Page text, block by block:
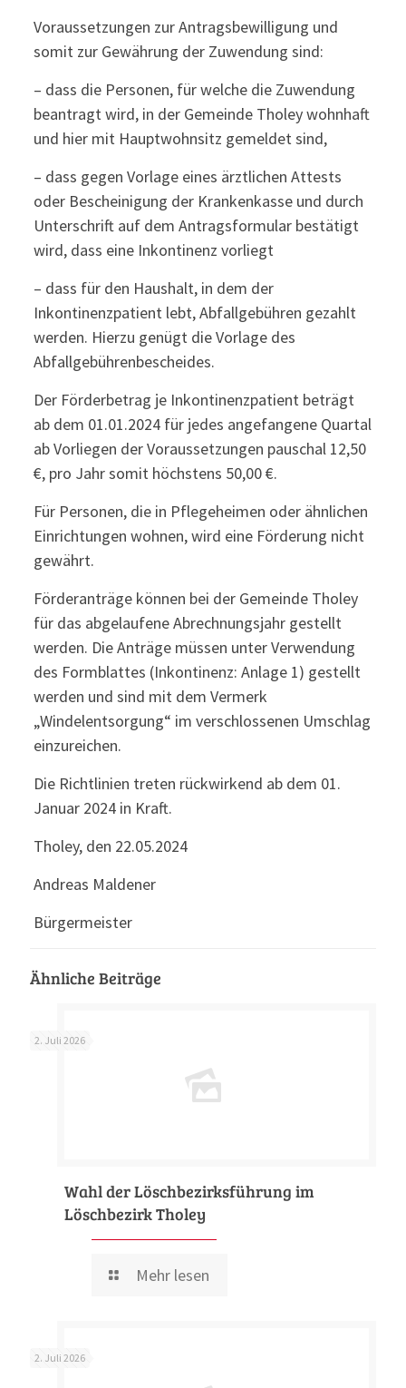
Voraussetzungen zur Antragsbewilligung und
somit zur Gewährung der Zuwendung sind:
– dass die Personen, für welche die Zuwendung
beantragt wird, in der Gemeinde Tholey wohnhaft
und hier mit Hauptwohnsitz gemeldet sind,
– dass gegen Vorlage eines ärztlichen Attests
oder Bescheinigung der Krankenkasse und durch
Unterschrift auf dem Antragsformular bestätigt
wird, dass eine Inkontinenz vorliegt
– dass für den Haushalt, in dem der
Inkontinenzpatient lebt, Abfallgebühren gezahlt
werden. Hierzu genügt die Vorlage des
Abfallgebührenbescheides.
Der Förderbetrag je Inkontinenzpatient beträgt
ab dem 01.01.2024 für jedes angefangene Quartal
ab Vorliegen der Voraussetzungen pauschal 12,50
€, pro Jahr somit höchstens 50,00 €.
Für Personen, die in Pflegeheimen oder ähnlichen
Einrichtungen wohnen, wird eine Förderung nicht
gewährt.
Förderanträge können bei der Gemeinde Tholey
für das abgelaufene Abrechnungsjahr gestellt
werden. Die Anträge müssen unter Verwendung
des Formblattes (Inkontinenz: Anlage 1) gestellt
werden und sind mit dem Vermerk
„Windelentsorgung“ im verschlossenen Umschlag
einzureichen.
Die Richtlinien treten rückwirkend ab dem 01.
Januar 2024 in Kraft.
Tholey, den 22.05.2024
Andreas Maldener
Bürgermeister
Ähnliche Beiträge
2. Juli 2026
Wahl der Löschbezirksführung im
Löschbezirk Tholey
Mehr lesen
2. Juli 2026